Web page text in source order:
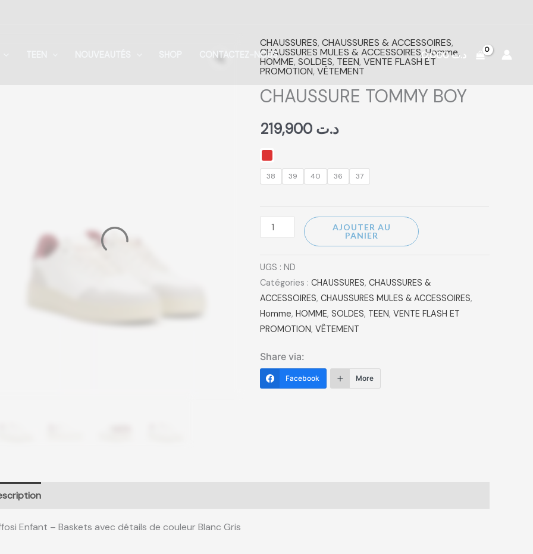
CONTACTEZ-NOUS د.ت0,000
CHAUSSURES,CHAUSSURES & ACCESSOIRES,
CHAUSSURES MULES & ACCESSOIRES,Homme,
HOMME,SOLDES, TEEN,VENTE FLASH ET
PROMOTION,VÊTEMENT
CHAUSSURE TOMMY BOY
د.ت
38 39 40 36 37
quantité
de
TOMMY
AJOUTER AU
PANIER
UGS :ND
Catégories :CHAUSSURES,CHAUSSURES &
ACCESSOIRES,CHAUSSURES MULES & ACCESSOIRES,
Homme,HOMME,SOLDES, TEEN,VENTE FLASH ET
PROMOTION,VÊTEMENT
Share via:
Facebook More
Enfant – Baskets avec détails de couleur Blanc Gris